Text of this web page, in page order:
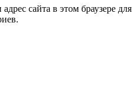
сайта в этом браузере для